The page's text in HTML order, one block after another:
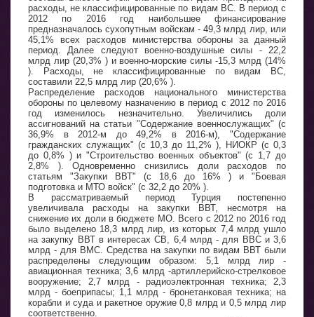
расходы, не классифицированные по видам ВС. В период с
2012 по 2016 год наибольшее финансирование
предназначалось сухопутным войскам - 49,3 млрд лир, или
45,1% всех расходов министерства обороны за данный
период. Далее следуют военно-воздушные силы - 22,2
млрд лир (20,3% ) и военно-морские силы -15,3 млрд (14%
). Расходы, не классифицированные по видам ВС,
составили 22,5 млрд лир (20,6% ).
Распределение расходов национального министерства
обороны по целевому назначению в период с 2012 по 2016
год изменилось незначительно. Увеличились доли
ассигнований на статьи "Содержание военнослужащих" (с
36,9% в 2012-м до 49,2% в 2016-м), "Содержание
гражданских служащих" (с 10,3 до 11,2% ), НИОКР (с 0,3
до 0,8% ) и "Строительство военных объектов" (с 1,7 до
2,8% ). Одновременно снизились доли расходов по
статьям "Закупки ВВТ" (с 18,6 до 16% ) и "Боевая
подготовка и МТО войск" (с 32,2 до 20% ).
В рассматриваемый период Турция постепенно
увеличивала расходы на закупки ВВТ, несмотря на
снижение их доли в бюджете МО. Всего с 2012 по 2016 год
было выделено 18,3 млрд лир, из которых 7,4 млрд ушло
на закупку ВВТ в интересах СВ, 6,4 млрд - для ВВС и 3,6
млрд - для ВМС. Средства на закупки по видам ВВТ были
распределены следующим образом: 5,1 млрд лир -
авиационная техника; 3,6 млрд -артиллерийско-стрелковое
вооружение; 2,7 млрд - радиоэлектронная техника; 2,3
млрд - боеприпасы; 1,1 млрд - бронетанковая техника; на
корабли и суда и ракетное оружие 0,8 млрд и 0,5 млрд лир
соответственно.